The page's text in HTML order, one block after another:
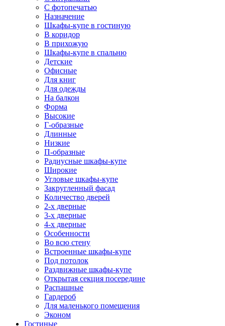
С фотопечатью
Назначение
Шкафы-купе в гостиную
В коридор
В прихожую
Шкафы-купе в спальню
Детские
Офисные
Для книг
Для одежды
На балкон
Форма
Высокие
Г-образные
Длинные
Низкие
П-образные
Радиусные шкафы-купе
Широкие
Угловые шкафы-купе
Закругленный фасад
Количество дверей
2-х дверные
3-х дверные
4-х дверные
Особенности
Во всю стену
Встроенные шкафы-купе
Под потолок
Раздвижные шкафы-купе
Открытая секция посередине
Распашные
Гардероб
Для маленького помещения
Эконом
Гостиные